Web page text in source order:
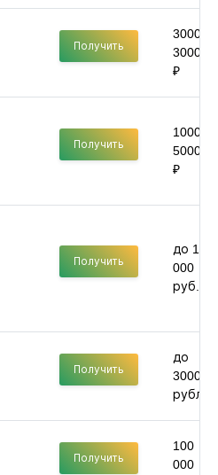
Получить
3000 -
30000
₽
Получить
1000 -
50000
₽
Получить
до 100
000
руб.
Получить
до
30000
рублей
Получить
100
000